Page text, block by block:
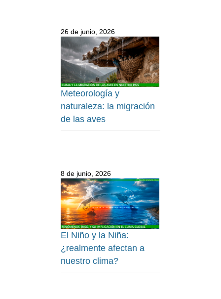
26 de junio, 2026
Meteorología y
naturaleza: la migración
de las aves
8 de junio, 2026
El Niño y la Niña:
¿realmente afectan a
nuestro clima?